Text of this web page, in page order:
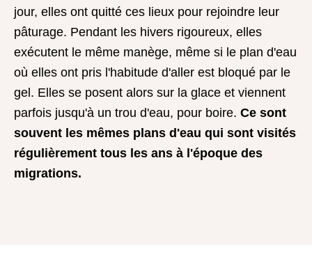
jour, elles ont quitté ces lieux pour rejoindre leur
pâturage. Pendant les hivers rigoureux, elles
exécutent le même manège, même si le plan d'eau
où elles ont pris l'habitude d'aller est bloqué par le
gel. Elles se posent alors sur la glace et viennent
parfois jusqu'à un trou d'eau, pour boire. Ce sont
souvent les mêmes plans d'eau qui sont visités
régulièrement tous les ans à l'époque des
migrations.